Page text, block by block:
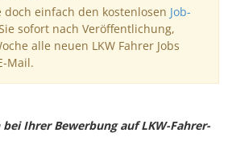
doch einfach den kostenlosen Job-
sofort nach Veröffentlichung,
alle neuen LKW Fahrer Jobs
Mail.
Ihrer Bewerbung auf LKW-Fahrer-